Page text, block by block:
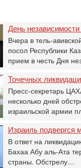
День
Вчера в тель-
посол Республики
прием в честь Дня
Точечных
Пресс-секретарь
несколько дней
израильской армии
Израиль подвергся
В ответ на
Бахаа Абу аль-Ата
страны. Обстрелу…